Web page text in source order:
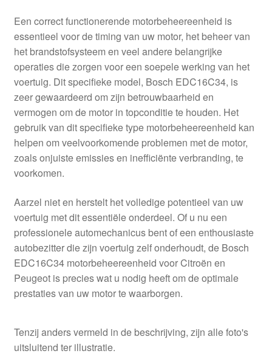
Een correct functionerende motorbeheereenheid is
essentieel voor de timing van uw motor, het beheer van
het brandstofsysteem en veel andere belangrijke
operaties die zorgen voor een soepele werking van het
voertuig. Dit specifieke model, Bosch EDC16C34, is
zeer gewaardeerd om zijn betrouwbaarheid en
vermogen om de motor in topconditie te houden. Het
gebruik van dit specifieke type motorbeheereenheid kan
helpen om veelvoorkomende problemen met de motor,
zoals onjuiste emissies en inefficiënte verbranding, te
voorkomen.
Aarzel niet en herstelt het volledige potentieel van uw
voertuig met dit essentiële onderdeel. Of u nu een
professionele automechanicus bent of een enthousiaste
autobezitter die zijn voertuig zelf onderhoudt, de Bosch
EDC16C34 motorbeheereenheid voor Citroën en
Peugeot is precies wat u nodig heeft om de optimale
prestaties van uw motor te waarborgen.
Tenzij anders vermeld in de beschrijving, zijn alle foto's
uitsluitend ter illustratie.